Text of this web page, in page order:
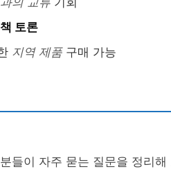
책 토론
지역 제품구매 가능
들이 자주 묻는 질문을 정리해